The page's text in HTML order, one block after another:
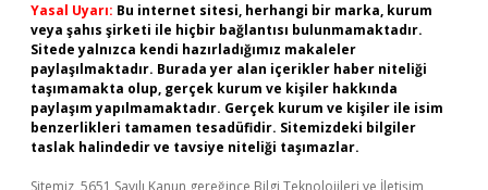
Yasal Uyarı: Bu internet sitesi, herhangi bir marka, kurum
veya şahıs şirketi ile hiçbir bağlantısı bulunmamaktadır.
Sitede yalnızca kendi hazırladığımız makaleler
paylaşılmaktadır. Burada yer alan içerikler haber niteliği
taşımamakta olup, gerçek kurum ve kişiler hakkında
paylaşım yapılmamaktadır. Gerçek kurum ve kişiler ile isim
benzerlikleri tamamen tesadüfidir. Sitemizdeki bilgiler
taslak halindedir ve tavsiye niteliği taşımazlar.
Sitemiz, 5651 Sayılı Kanun gereğince Bilgi Teknolojileri ve İletişim